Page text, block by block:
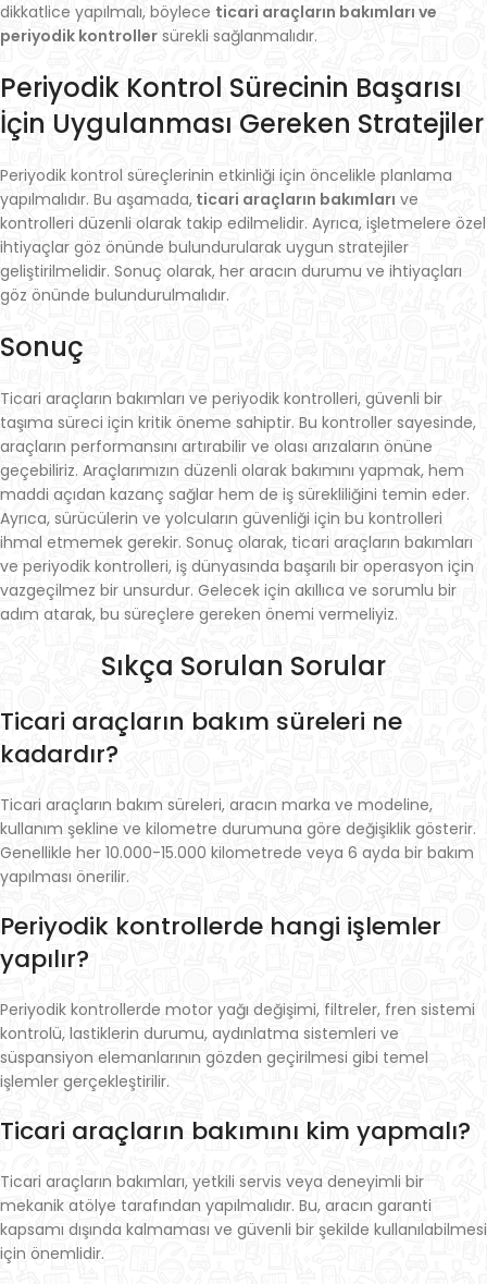
dikkatlice yapılmalı, böylece ticari araçların bakımları ve
periyodik kontroller sürekli sağlanmalıdır.
Periyodik Kontrol Sürecinin Başarısı
İçin Uygulanması Gereken Stratejiler
Periyodik kontrol süreçlerinin etkinliği için öncelikle planlama
yapılmalıdır. Bu aşamada, ticari araçların bakımları ve
kontrolleri düzenli olarak takip edilmelidir. Ayrıca, işletmelere özel
ihtiyaçlar göz önünde bulundurularak uygun stratejiler
geliştirilmelidir. Sonuç olarak, her aracın durumu ve ihtiyaçları
göz önünde bulundurulmalıdır.
Sonuç
Ticari araçların bakımları ve periyodik kontrolleri, güvenli bir
taşıma süreci için kritik öneme sahiptir. Bu kontroller sayesinde,
araçların performansını artırabilir ve olası arızaların önüne
geçebiliriz. Araçlarımızın düzenli olarak bakımını yapmak, hem
maddi açıdan kazanç sağlar hem de iş sürekliliğini temin eder.
Ayrıca, sürücülerin ve yolcuların güvenliği için bu kontrolleri
ihmal etmemek gerekir. Sonuç olarak, ticari araçların bakımları
ve periyodik kontrolleri, iş dünyasında başarılı bir operasyon için
vazgeçilmez bir unsurdur. Gelecek için akıllıca ve sorumlu bir
adım atarak, bu süreçlere gereken önemi vermeliyiz.
Sıkça Sorulan Sorular
Ticari araçların bakım süreleri ne
kadardır?
Ticari araçların bakım süreleri, aracın marka ve modeline,
kullanım şekline ve kilometre durumuna göre değişiklik gösterir.
Genellikle her 10.000-15.000 kilometrede veya 6 ayda bir bakım
yapılması önerilir.
Periyodik kontrollerde hangi işlemler
yapılır?
Periyodik kontrollerde motor yağı değişimi, filtreler, fren sistemi
kontrolü, lastiklerin durumu, aydınlatma sistemleri ve
süspansiyon elemanlarının gözden geçirilmesi gibi temel
işlemler gerçekleştirilir.
Ticari araçların bakımını kim yapmalı?
Ticari araçların bakımları, yetkili servis veya deneyimli bir
mekanik atölye tarafından yapılmalıdır. Bu, aracın garanti
kapsamı dışında kalmaması ve güvenli bir şekilde kullanılabilmesi
için önemlidir.